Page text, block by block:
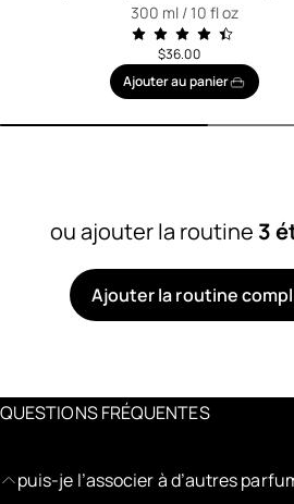
300 ml / 10 fl oz
$36.00
Ajouter au panier
ou ajouter la routine 3
Ajouter la routine
QUESTIONS FRÉQUENTES
puis-je l’associer à d’autres